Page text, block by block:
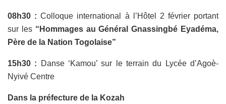
08h30 :Colloque international à l’Hôtel 2 février portant
sur les“Hommages au Général Gnassingbé Eyadéma,
Père de la Nation Togolaise”
15h30 :
Danse ‘Kamou’ sur le terrain du Lycée d’Agoè-
Nyivé Centre
Dans la préfecture de la Kozah